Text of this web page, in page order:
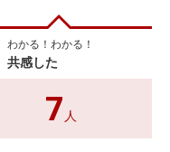
わかる！わかる！
共感した
7 人